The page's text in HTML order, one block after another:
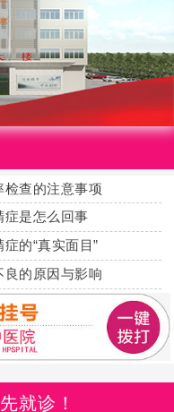
检查的注意事项
症是怎么回事
的“真实面目”
良的原因与影响
就诊！